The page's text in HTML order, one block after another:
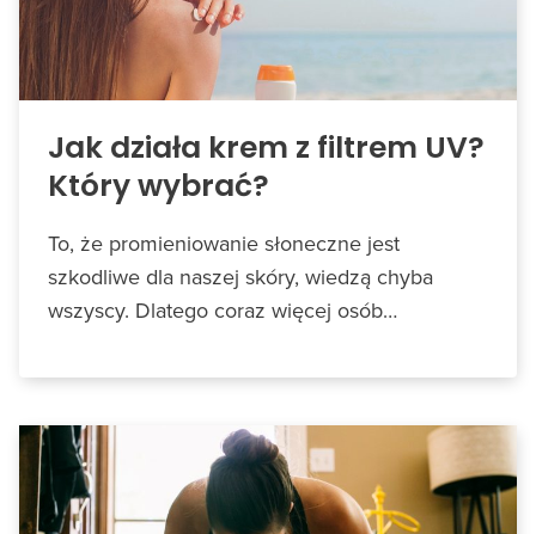
Jak działa krem z filtrem UV?
Który wybrać?
To, że promieniowanie słoneczne jest
szkodliwe dla naszej skóry, wiedzą chyba
wszyscy. Dlatego coraz więcej osób…